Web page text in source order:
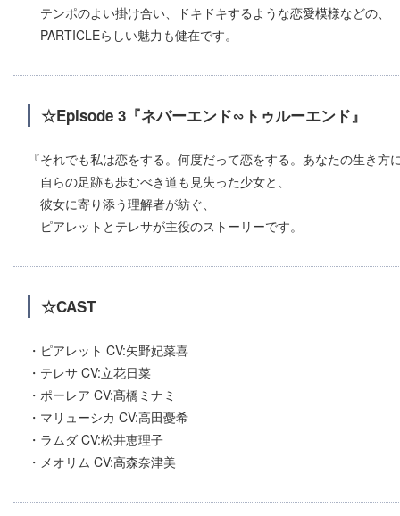
テンポのよい掛け合い、ドキドキするような恋愛模様などの、
PARTICLEらしい魅力も健在です。
☆Episode 3『ネバーエンド∽トゥルーエンド』
『それでも私は恋をする。何度だって恋をする。あなたの生き方
自らの足跡も歩むべき道も見失った少女と、
彼女に寄り添う理解者が紡ぐ、
ピアレットとテレサが主役のストーリーです。
☆CAST
・ピアレット CV:矢野妃菜喜
・テレサ CV:立花日菜
・ポーレア CV:髙橋ミナミ
・マリューシカ CV:高田憂希
・ラムダ CV:松井恵理子
・メオリム CV:高森奈津美